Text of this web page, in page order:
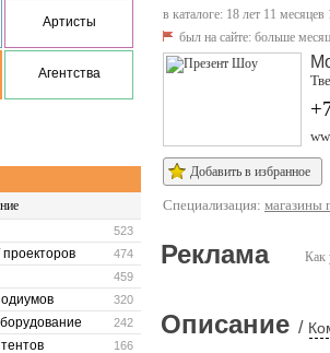
Артисты
Агентства
523
474
459
320
242
166
в каталоге: 18 лет 11 месяцев
был на сайте: больше
Добавить в избранное
Специализация: магазины
Как
Реклама
Описание /